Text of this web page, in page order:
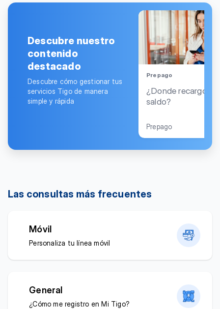
Descubre nuestro
contenido
destacado
Descubre cómo gestionar tus
servicios Tigo de manera
simple y rápida
Prepago
¿Donde recargo mi
saldo?
Prepago
Las consultas más frecuentes
Móvil
Personaliza tu línea móvil
General
¿Cómo me registro en Mi Tigo?